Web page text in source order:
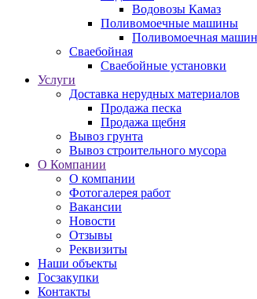
Водовозы Камаз
Поливомоечные машины
Поливомоечная
Сваебойная
Сваебойные установки
Услуги
Доставка нерудных материалов
Продажа песка
Продажа щебня
Вывоз грунта
Вывоз строительного мусора
О Компании
О компании
Фотогалерея работ
Вакансии
Новости
Отзывы
Реквизиты
Наши объекты
Госзакупки
Контакты